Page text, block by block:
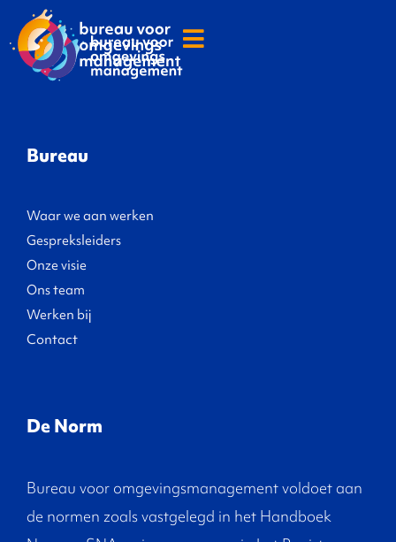
Bureau
Waar we aan werken
Gespreksleiders
Onze visie
Ons team
Werken bij
Contact
De Norm
Bureau voor omgevingsmanagement voldoet aan
de normen zoals vastgelegd in het Handboek